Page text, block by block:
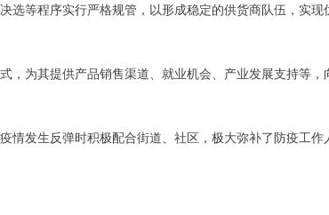
选等程序实行严格规管，以形成稳定的供货商队伍，实现
，为其提供产品销售渠道、就业机会、产业发展支持等，
情发生反弹时积极配合街道、社区，极大弥补了防疫工作